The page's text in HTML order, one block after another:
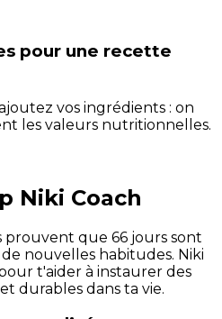
pour une recette
vos ingrédients : on
les valeurs nutritionnelles.
Niki Coach
prouvent que 66 jours sont
nouvelles habitudes. Niki
t'aider à instaurer des
durables dans ta vie.